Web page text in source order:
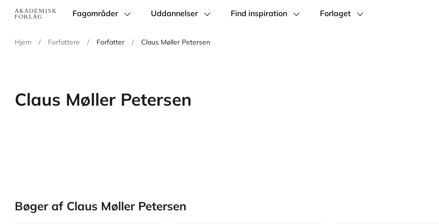
Main
Fagområder Uddannelser Find inspiration Forlaget
Hjem / Forfattere / Forfatter / Claus Møller Petersen
Claus Møller Petersen
Bøger af Claus Møller Petersen